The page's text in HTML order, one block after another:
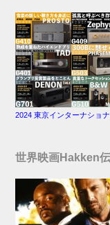
2024 東京インターナショ
世界映画Hakken